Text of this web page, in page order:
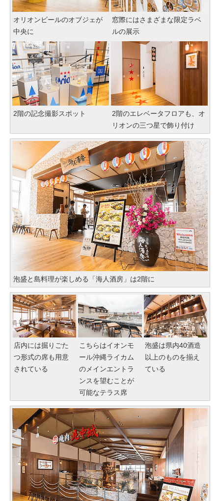
オリオンビールのオブジェが
中央に
窓際にはさまざまな限定ラベ
ルの展示
2階の記念撮影スポット
2階のエレベータフロアも、オ
リオンの三つ星で飾り付け
泡盛と島料理が楽しめる「海人酒房」は2階に
店内には掘りごた
つ形式の席も用意
されている
こちらはイオンモ
ール沖縄ライカム
のメインエントラ
ンスを望むことが
可能なテラス席
泡盛は県内40酒造
以上のものを揃え
ている